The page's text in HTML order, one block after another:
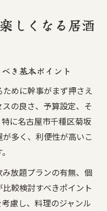
居酒屋の特徴と選び
居酒屋の活用法
すさを実現する方法
良好な居酒屋とは
すすめ居酒屋特集
アクセス抜群の居酒
しくなる居酒
き基本ポイント
めに幹事がまず押さえ
の良さ、予算設定、そ
に名古屋市千種区菊坂
多く、利便性が高いこ
放題プランの有無、個
較検討すべきポイント
慮し、料理のジャンル